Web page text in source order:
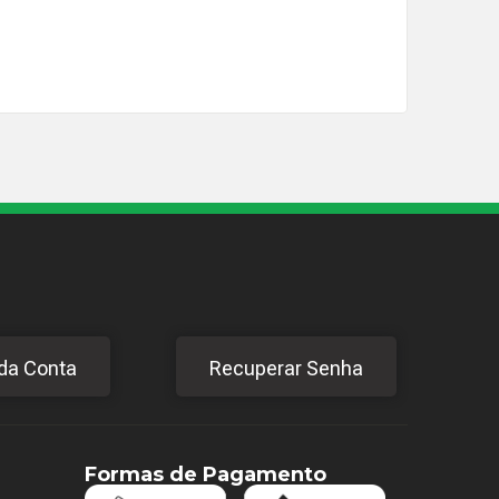
Conta Recuperar Senha
Formas de Pagamento